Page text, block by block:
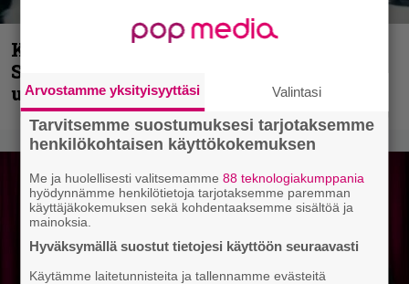
Kunnianosoitus hyiselle Pohjolalle –
Shining hyppäsi keskelle kinoksia
uudella videollaan
Arvostamme yksityisyyttäsi Valintasi
Tarvitsemme suostumuksesi tarjotaksemme
henkilökohtaisen käyttökokemuksen
Me ja huolellisesti valitsemamme88 teknologiakumppania
hyödynnämme henkilötietoja tarjotaksemme paremman
käyttäjäkokemuksen sekä kohdentaaksemme sisältöä ja
mainoksia.
Hyväksymällä suostut tietojesi käyttöön seuraavasti
Käytämme laitetunnisteita ja tallennamme evästeitä